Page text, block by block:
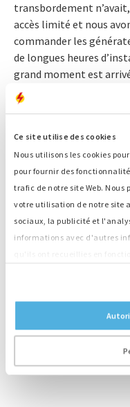
Ce site utilise des cookies
Nous utilisons les cookies
pour fournir des
trafic de notre site Web.
votre utilisation de notre site
sociaux, la publicité et
informations avec d'autres
transbordement
accès limité et nous
commander les
de longues heures
grand moment est
nous étions tous
notre équipe aussi.
Nous avons rejoué le
employés d’APM. Ce
particulièrement réussi !
→ Visionnez ce
Pour toute question
contacter !